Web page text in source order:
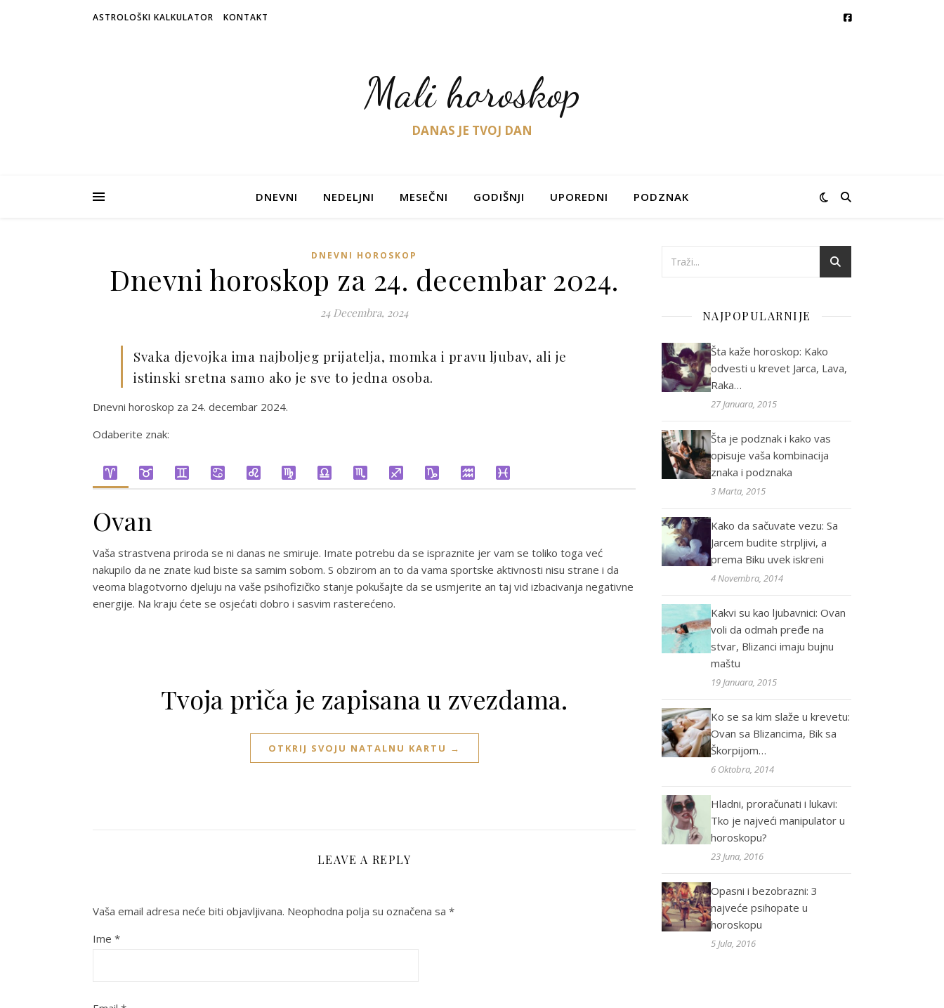
ASTROLOŠKI KALKULATOR KONTAKT
Mali horoskop
DANAS JE TVOJ DAN
DNEVNI NEDELJNI MESEČNI GODIŠNJI UPOREDNI PODZNAK
DNEVNI HOROSKOP
Dnevni horoskop za 24. decembar 2024.
24 Decembra, 2024
Svaka djevojka ima najboljeg prijatelja, momka i pravu ljubav, ali je
istinski sretna samo ako je sve to jedna osoba.
Dnevni horoskop za 24. decembar 2024.
Odaberite znak:
Ovan
Vaša strastvena priroda se ni danas ne smiruje. Imate potrebu da se ispraznite jer vam se toliko toga već
nakupilo da ne znate kud biste sa samim sobom. S obzirom an to da vama sportske aktivnosti nisu strane i da
veoma blagotvorno djeluju na vaše psihofizičko stanje pokušajte da se usmjerite an taj vid izbacivanja negativne
energije. Na kraju ćete se osjećati dobro i sasvim rasterećeno.
Tvoja priča je zapisana u zvezdama.
OTKRIJ SVOJU NATALNU KARTU →
LEAVE A REPLY
Vaša email adresa neće biti objavljivana. Neophodna polja su označena sa *
Ime *
NAJPOPULARNIJE
Šta kaže horoskop: Kako
odvesti u krevet Jarca, Lava,
Raka…
27 Januara, 2015
Šta je podznak i kako vas
opisuje vaša kombinacija
znaka i podznaka
3 Marta, 2015
Kako da sačuvate vezu: Sa
Jarcem budite strpljivi, a
prema Biku uvek iskreni
4 Novembra, 2014
Kakvi su kao ljubavnici: Ovan
voli da odmah pređe na
stvar, Blizanci imaju bujnu
maštu
19 Januara, 2015
Ko se sa kim slaže u krevetu:
Ovan sa Blizancima, Bik sa
Škorpijom…
6 Oktobra, 2014
Hladni, proračunati i lukavi:
Tko je najveći manipulator u
horoskopu?
23 Juna, 2016
Opasni i bezobrazni: 3
najveće psihopate u
horoskopu
5 Jula, 2016